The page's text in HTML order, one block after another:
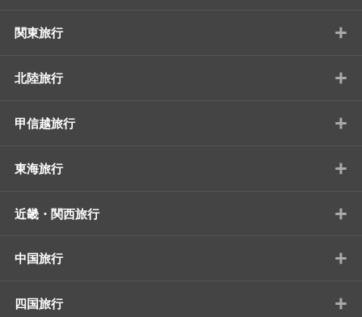
関東旅行 +
北陸旅行 +
甲信越旅行 +
東海旅行 +
近畿・関西旅行 +
中国旅行 +
四国旅行 +